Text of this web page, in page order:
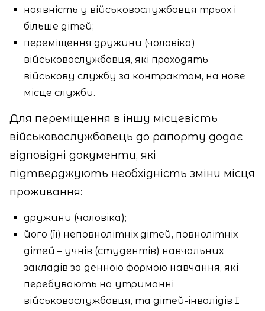
наявність у військовослужбовця трьох і
більше дітей;
переміщення дружини (чоловіка)
військовослужбовця, які проходять
військову службу за контрактом, на нове
місце служби.
Для переміщення в іншу місцевість
військовослужбовець до рапорту додає
відповідні документи, які
підтверджують необхідність зміни місця
проживання:
дружини (чоловіка);
його (її) неповнолітніх дітей, повнолітніх
дітей – учнів (студентів) навчальних
закладів за денною формою навчання, які
перебувають на утриманні
військовослужбовця, та дітей-інвалідів I